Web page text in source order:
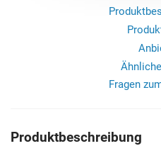
Fragen
Produktbeschreibung